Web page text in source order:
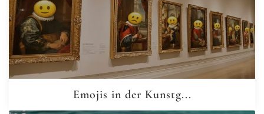
Emojis in der Kunstg...